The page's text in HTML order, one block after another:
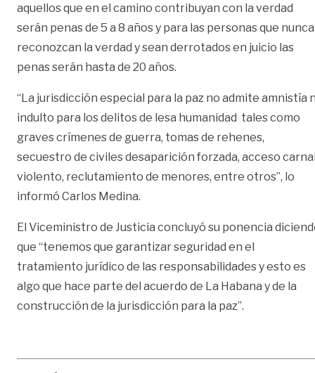
aquellos que en el camino contribuyan con la verdad
serán penas de 5 a 8 años y para las personas que nunca
reconozcan la verdad y sean derrotados en juicio las
penas serán hasta de 20 años.
“La jurisdicción especial para la paz no admite amnistía
indulto para los delitos de lesa humanidad tales como
graves crímenes de guerra, tomas de rehenes,
secuestro de civiles desaparición forzada, acceso
violento, reclutamiento de menores, entre otros”, lo
informó Carlos Medina.
El Viceministro de Justicia concluyó su ponencia
que “tenemos que garantizar seguridad en el
tratamiento jurídico de las responsabilidades y esto es
algo que hace parte del acuerdo de La Habana y de la
construcción de la jurisdicción para la paz”.